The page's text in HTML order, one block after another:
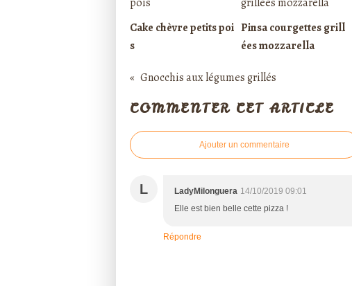
Cake chèvre petits poi
s
Pinsa courgettes grill
ées mozzarella
Gnocchis aux légumes grillés
COMMENTER CET ARTICLE
Ajouter un commentaire
L LadyMilonguera 14/10/2019 09:01
Elle est bien belle cette pizza !
Répondre